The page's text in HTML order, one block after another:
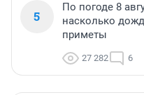
5
По погоде 8
насколько
приметы
27 282 6